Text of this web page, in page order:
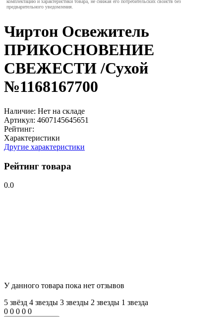
комплектацию и характеристики товара, не снижая его потребительских свойств без
предварительного уведомления.
Чиртон Освежитель
ПРИКОСНОВЕНИЕ
СВЕЖЕСТИ /Сухой
№1168167700
Наличие: Нет на складе
Артикул: 4607145645651
Рейтинг:
Характеристики
Другие характеристики
Рейтинг товара
0.0
У данного товара пока нет отзывов
5 звёзд 4 звeзды 3 звeзды 2 звeзды 1 звeзда
0 0 0 0 0